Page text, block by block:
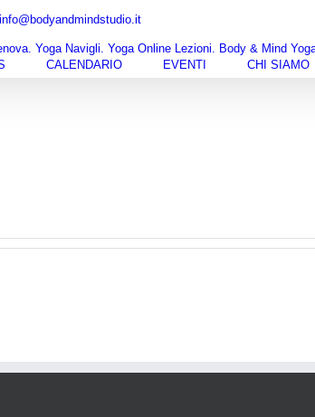
info@bodyandmindstudio.it
CALENDARIO EVENTI CHI SIAMO